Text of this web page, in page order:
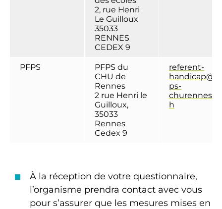
2, rue Henri
Le Guilloux
35033
RENNES
CEDEX 9
PFPS
PFPS du
CHU de
Rennes
2 rue Henri le
Guilloux,
35033
Rennes
Cedex 9
referent-
handicap@pf
ps-
h
À la réception de votre questionnaire,
l’organisme prendra contact avec vous
pour s’assurer que les mesures mises en